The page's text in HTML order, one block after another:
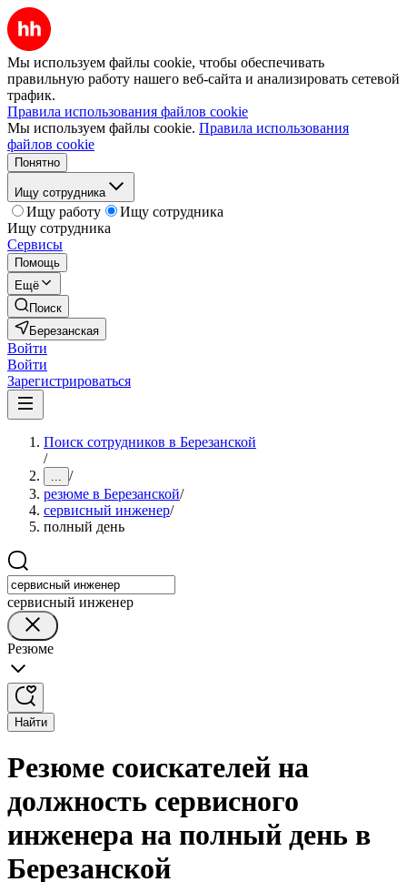
Мы используем файлы cookie, чтобы обеспечивать
правильную работу нашего веб-сайта и анализировать сетевой
трафик.
Правила использования файлов cookie
Мы используем файлы cookie. Правила использования
файлов cookie
Понятно
Ищу сотрудника
Ищу работу
Ищу сотрудника
Ищу сотрудника
Сервисы
Помощь
Ещё
Поиск
Березанская
Войти
Войти
Зарегистрироваться
Поиск сотрудников в Березанской
/
... /
резюме в Березанской/
сервисный инженер/
полный день
сервисный инженер
Резюме
Найти
Резюме соискателей на
должность сервисного
инженера на полный день в
Березанской